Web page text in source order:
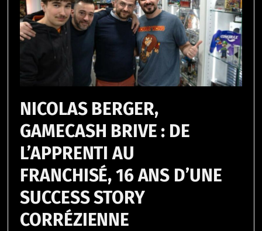
NICOLAS BERGER,
GAMECASH BRIVE : DE
L’APPRENTI AU
FRANCHISÉ, 16 ANS D’UNE
SUCCESS STORY
CORRÉZIENNE